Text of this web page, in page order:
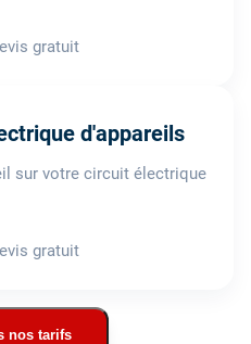
gratuit
d'appareils
sur votre circuit électrique
gratuit
nos tarifs